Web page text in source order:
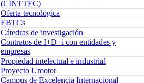
(CINTTEC)
Oferta tecnológica
EBTCs
Cátedras de investigación
Contratos de I+D+i con entidades y
empresas
Propiedad intelectual e industrial
Proyecto Umotor
Campus de Excelencia Internacional